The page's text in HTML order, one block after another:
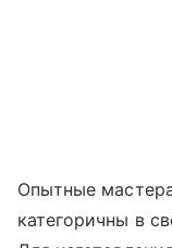
Опытные
категоричны в